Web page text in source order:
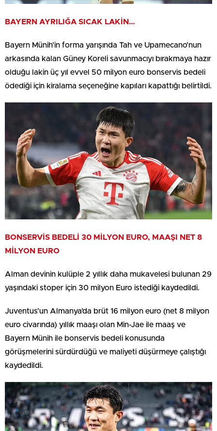
BAYERN AYRILIĞA SICAK LAKİN…
Bayern Münih’in forma yarışında Tah ve Upamecano’nun
arkasında kalan Güney Koreli savunmacıyı bırakmaya hazır
olduğu lakin üç yıl evvel 50 milyon euro bonservis bedeli
ödediği için kiralama seçeneğine kapıları kapattığı belirtildi.
BONSERVİS BEDELİ 30 MİLYON EURO, MAAŞI NET 8
MİLYON EURO
Alman devinin kulüple 2 yıllık daha mukavelesi bulunan 29
yaşındaki stoper için 30 milyon Euro istediği kaydedildi.
Juventus’un Almanya’da brüt 16 milyon euro (net 8 milyon
euro civarında) yıllık maaşı olan Min-Jae ile maaş ve
Bayern Münih ile bonservis bedeli konusunda
görüşmelerini sürdürdüğü ve maliyeti düşürmeye çalıştığı
kaydedildi.